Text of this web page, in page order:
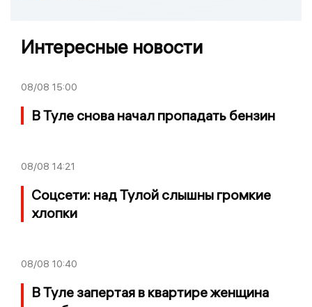
Интересные новости
08/08 15:00
В Туле снова начал пропадать бензин
08/08 14:21
Соцсети: над Тулой слышны громкие
хлопки
08/08 10:40
В Туле запертая в квартире женщина